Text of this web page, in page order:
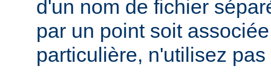
d'un nom de fichier
par un point soit
particulière, n'utilisez